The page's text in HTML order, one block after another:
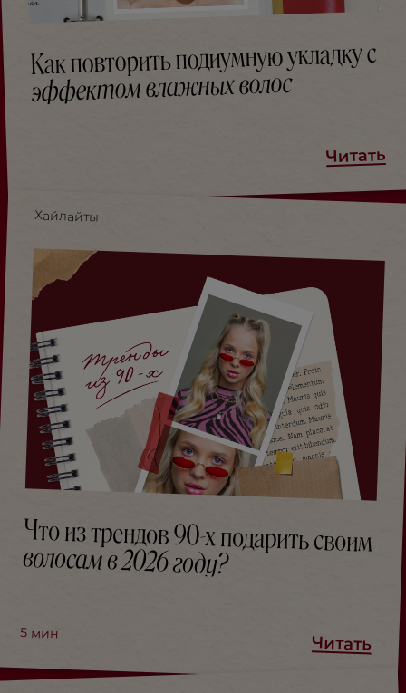
Как повторить подиумную укладку с
эффектом влажных волос
Читать
Хайлайты
Что из трендов 90-х подарить своим
волосам в 2026 году?
5мин Читать